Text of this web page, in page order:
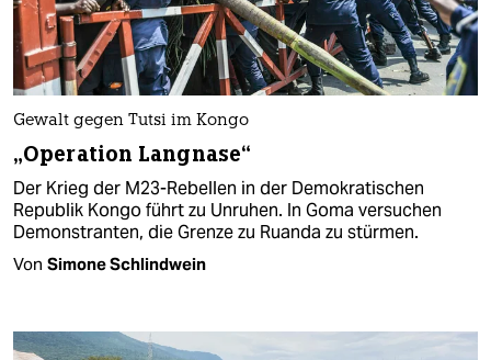
Gewalt gegen Tutsi im Kongo
„Operation Langnase“
Der Krieg der M23-Rebellen in der Demokratischen
Republik Kongo führt zu Unruhen. In Goma versuchen
Demonstranten, die Grenze zu Ruanda zu stürmen.
Von Simone Schlindwein